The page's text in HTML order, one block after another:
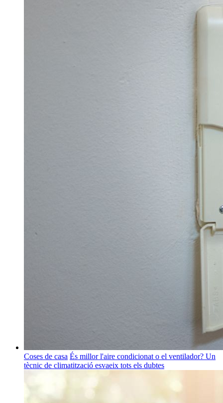
Coses de casa És millor l'aire condicionat o el ventilador? Un
tècnic de climatització esvaeix tots els dubtes